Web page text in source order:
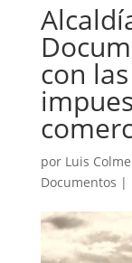
con
por Luis
Documentos |